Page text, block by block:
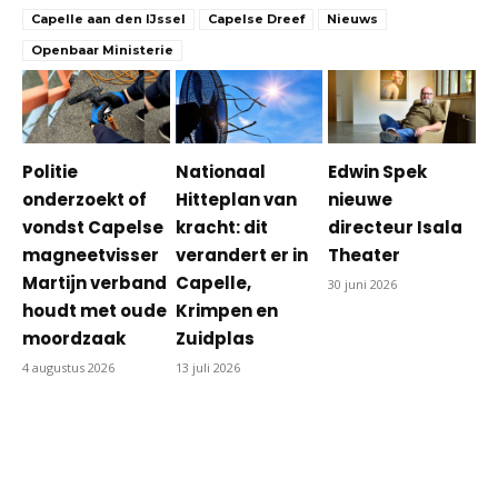
Capelle aan den IJssel Capelse Dreef
Nieuws
Openbaar Ministerie
Politie
onderzoekt of
vondst Capelse
magneetvisser
Martijn verband
houdt met oude
moordzaak
4 augustus 2026
Nationaal
Hitteplan van
kracht: dit
verandert er in
Capelle,
Krimpen en
Zuidplas
13 juli 2026
Edwin Spek
nieuwe
directeur Isala
Theater
30 juni 2026